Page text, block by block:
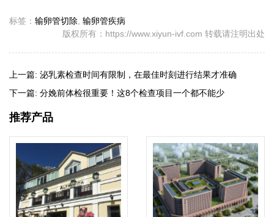
标签： 输卵管切除, 输卵管疾病
版权所有：https://www.xiyun-ivf.com 转载请注明出处
上一篇: 泌乳素检查时间有限制，在最佳时刻进行结果才准确
下一篇: 分娩前体检很重要！这8个检查项目一个都不能少
推荐产品